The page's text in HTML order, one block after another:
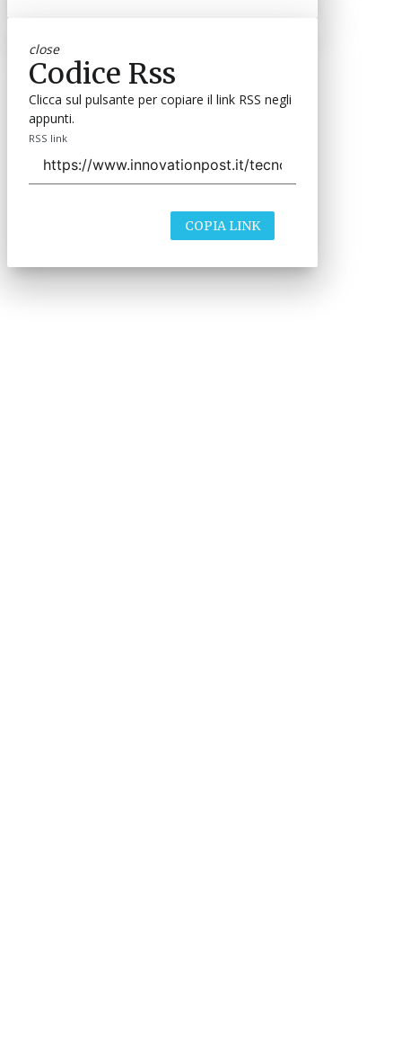
close
Codice Rss
Clicca sul pulsante per copiare il link RSS negli
appunti.
RSS link
COPIA LINK